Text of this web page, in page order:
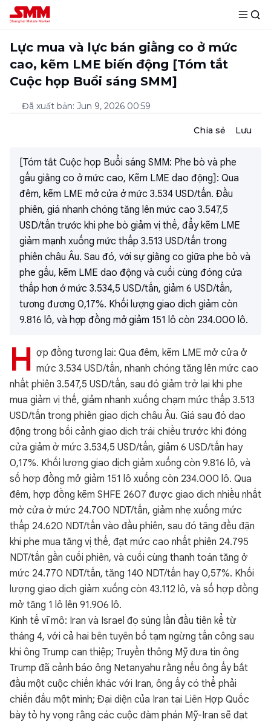
Lực mua và lực bán giằng co ở mức
cao, kẽm LME biến động [Tóm tắt
Cuộc họp Buổi sáng SMM]
Đã xuất bản: Jun 9, 2026 00:59
Chia sẻ Lưu
[Tóm tắt Cuộc họp Buổi sáng SMM: Phe bò và phe
gấu giằng co ở mức cao, Kẽm LME dao động]: Qua
đêm, kẽm LME mở cửa ở mức 3.534 USD/tấn. Đầu
phiên, giá nhanh chóng tăng lên mức cao 3.547,5
USD/tấn trước khi phe bò giảm vị thế, đẩy kẽm LME
giảm mạnh xuống mức thấp 3.513 USD/tấn trong
phiên châu Âu. Sau đó, với sự giằng co giữa phe bò và
phe gấu, kẽm LME dao động và cuối cùng đóng cửa
thấp hơn ở mức 3.534,5 USD/tấn, giảm 6 USD/tấn,
tương đương 0,17%. Khối lượng giao dịch giảm còn
9.816 lô, và hợp đồng mở giảm 151 lô còn 234.000 lô.
H ợp đồng tương lai: Qua đêm, kẽm LME mở cửa ở
mức 3.534 USD/tấn, nhanh chóng tăng lên mức cao
nhất phiên 3.547,5 USD/tấn, sau đó giảm trở lại khi phe
mua giảm vị thế, giảm nhanh xuống chạm mức thấp 3.513
USD/tấn trong phiên giao dịch châu Âu. Giá sau đó dao
động trong bối cảnh giao dịch trái chiều trước khi đóng
cửa giảm ở mức 3.534,5 USD/tấn, giảm 6 USD/tấn hay
0,17%. Khối lượng giao dịch giảm xuống còn 9.816 lô, và
số hợp đồng mở giảm 151 lô xuống còn 234.000 lô. Qua
đêm, hợp đồng kẽm SHFE 2607 được giao dịch nhiều nhất
mở cửa ở mức 24.700 NDT/tấn, giảm nhẹ xuống mức
thấp 24.620 NDT/tấn vào đầu phiên, sau đó tăng đều đặn
khi phe mua tăng vị thế, đạt mức cao nhất phiên 24.795
NDT/tấn gần cuối phiên, và cuối cùng thanh toán tăng ở
mức 24.770 NDT/tấn, tăng 140 NDT/tấn hay 0,57%. Khối
lượng giao dịch giảm xuống còn 43.112 lô, và số hợp đồng
mở tăng 1 lô lên 91.906 lô.
Kinh tế vĩ mô: Iran và Israel đọ súng lần đầu tiên kể từ
tháng 4, với cả hai bên tuyên bố tạm ngừng tấn công sau
khi ông Trump can thiệp; Truyền thông Mỹ đưa tin ông
Trump đã cảnh báo ông Netanyahu rằng nếu ông ấy bắt
đầu một cuộc chiến khác với Iran, ông ấy có thể phải
chiến đấu một mình; Đại diện của Iran tại Liên Hợp Quốc
bày tỏ hy vọng rằng các cuộc đàm phán Mỹ-Iran sẽ đạt